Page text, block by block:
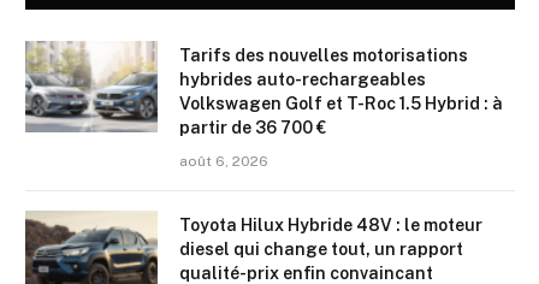
Tarifs des nouvelles motorisations
hybrides auto-rechargeables
Volkswagen Golf et T-Roc 1.5 Hybrid : à
partir de 36 700 €
août 6, 2026
Toyota Hilux Hybride 48V : le moteur
diesel qui change tout, un rapport
qualité-prix enfin convaincant